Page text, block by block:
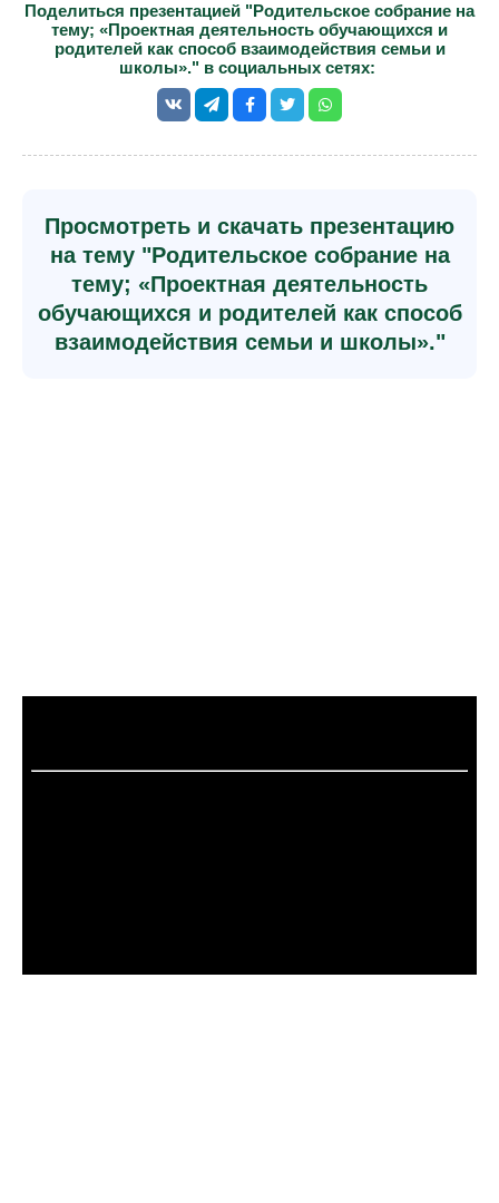
Поделиться презентацией "Родительское собрание на
тему; «Проектная деятельность обучающихся и
родителей как способ взаимодействия семьи и
школы»." в социальных сетях:
Просмотреть и скачать презентацию
на тему "Родительское собрание на
тему; «Проектная деятельность
обучающихся и родителей как способ
взаимодействия семьи и школы»."